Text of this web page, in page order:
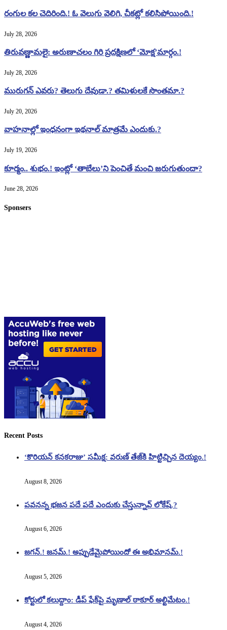
రంగుల కల చెదిరింది.! ఓ వెలుగు వెలిగి, చీకట్లో కలిసిపోయింది.!
July 28, 2026
తిరువణ్ణామలై: అరుణాచలం గిరి ప్రదక్షిణలో ‘మోక్ష’మార్గం.!
July 28, 2026
మురుగన్ ఎవరు? తెలుగు దేవుడా.? తమిళులకే సొంతమా.?
July 20, 2026
వాహనాల్లో ఇంధనంగా ఇథనాల్ మాత్రమే ఎందుకు.?
July 19, 2026
కూర్మం.. శుభం.! ఇంట్లో ‘తాబేలు’ని పెంచితే మంచి జరుగుతుందా?
June 28, 2026
Sponsers
Recent Posts
‘కొరియన్ కనకరాజు’ సమీక్ష: వరుణ్ తేజ్‌కి హిట్టిచ్చిన దెయ్యం.!
August 8, 2026
పవనన్న భజన పదే పదే ఎందుకు చేస్తున్నావ్ లోకేష్.?
August 6, 2026
జగన్.! జనమ్.! అప్పుడేమైపోయిందో ఈ అభిమానమ్.!
August 5, 2026
కోర్టులో కలుద్దాం: డీప్ ఫేక్‌పై మృణాల్ ఠాకూర్ అల్టిమేటం.!
August 4, 2026